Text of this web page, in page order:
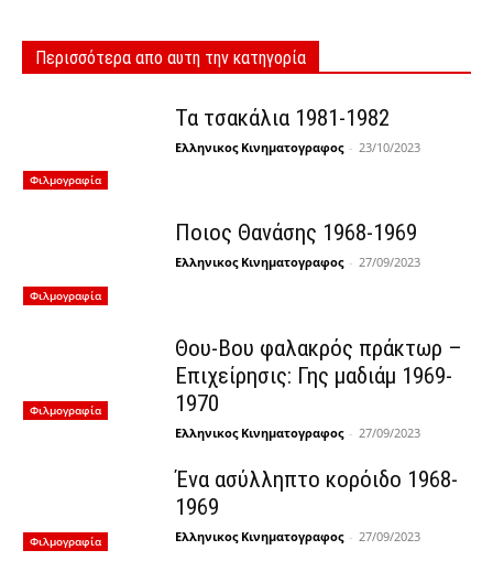
Περισσότερα απο αυτη την κατηγορία
Φιλμογραφία
Τα τσακάλια 1981-1982
Ελληνικος Κινηματογραφος - 23/10/2023
Φιλμογραφία
Ποιος Θανάσης 1968-1969
Ελληνικος Κινηματογραφος - 27/09/2023
Φιλμογραφία
Θου-Βου φαλακρός πράκτωρ –
Επιχείρησις: Γης μαδιάμ 1969-
1970
Ελληνικος Κινηματογραφος - 27/09/2023
Φιλμογραφία
Ένα ασύλληπτο κορόιδο 1968-
1969
Ελληνικος Κινηματογραφος - 27/09/2023